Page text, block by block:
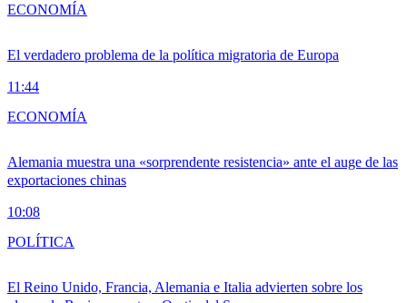
El verdadero problema de la política migratoria de Europa
11:44
ECONOMÍA
Alemania muestra una «sorprendente resistencia» ante el auge de las
exportaciones chinas
10:08
ECONOMÍA
El Reino Unido, Francia, Alemania e Italia advierten sobre los
POLÍTICA